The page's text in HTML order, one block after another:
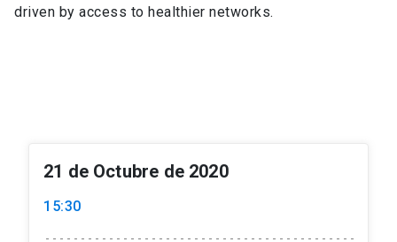
driven by access to healthier networks.
21 de Octubre de 2020
15:30